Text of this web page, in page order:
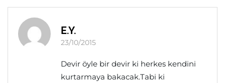
E.Y.
23/10/2015
Devir öyle bir devir ki herkes kendini
kurtarmaya bakacak.Tabi ki